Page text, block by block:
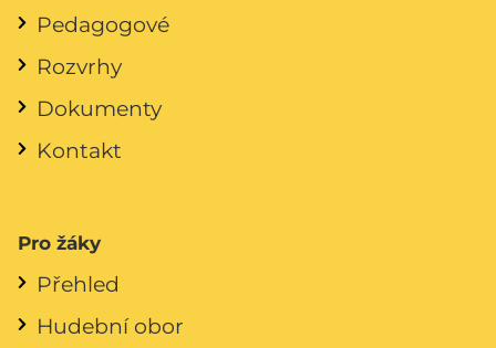
Pedagogové
Rozvrhy
Dokumenty
Kontakt
Pro žáky
Přehled
Hudební obor